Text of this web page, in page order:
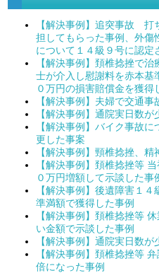
【解決事例】追突事故 打
担してもらった事例、外傷
について１４級９号に認定
【解決事例】頚椎捻挫で
士が介入し慰謝料を赤本基
０万円の損害賠償金を獲得
【解決事例】夫婦で交通事
【解決事例】通院実日数が
【解決事例】バイク事故
更した事案
【解決事例】頸椎捻挫、
【解決事例】頚椎捻挫等
０万円増額して示談した事
【解決事例】後遺障害１
準満額で獲得した事例
【解決事例】頚椎捻挫等
い金額で示談した事例
【解決事例】通院実日数が
【解決事例】頚椎捻挫等
倍になった事例